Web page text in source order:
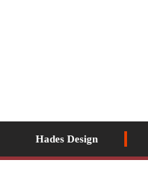
Hades Design